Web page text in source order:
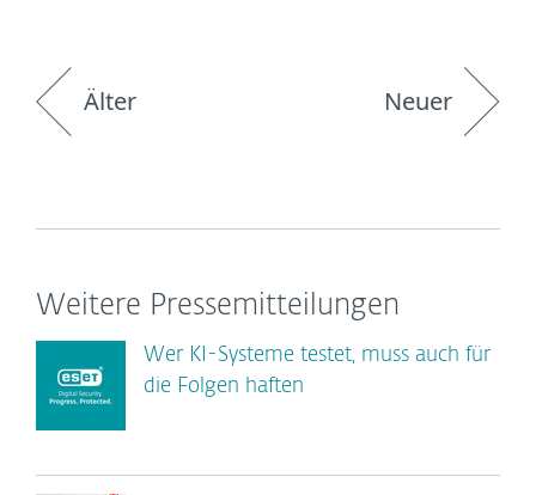
Älter Neuer
Weitere Pressemitteilungen
Wer KI-Systeme testet, muss auch für
die Folgen haften